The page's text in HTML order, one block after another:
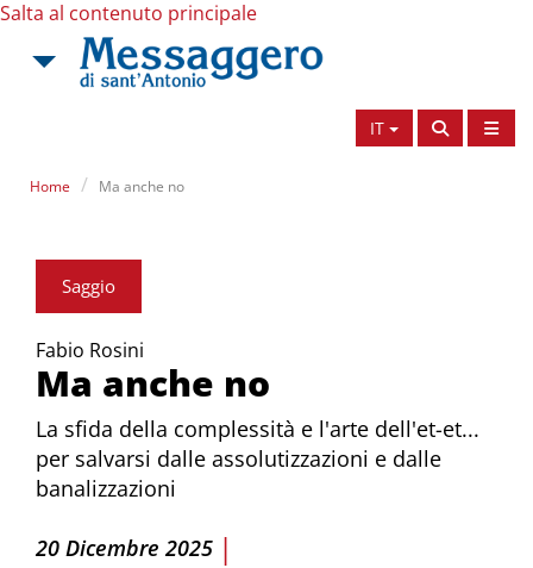
Salta al contenuto principale
IT
Home Ma anche no
Saggio
Fabio Rosini
Ma anche no
La sfida della complessità e l'arte dell'et-et...
per salvarsi dalle assolutizzazioni e dalle
banalizzazioni
20 Dicembre 2025 |